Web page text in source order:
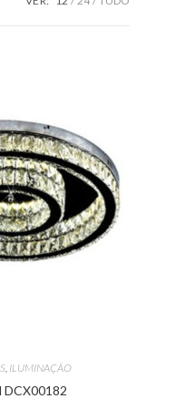
, ILUMINAÇÃO
DCX00182